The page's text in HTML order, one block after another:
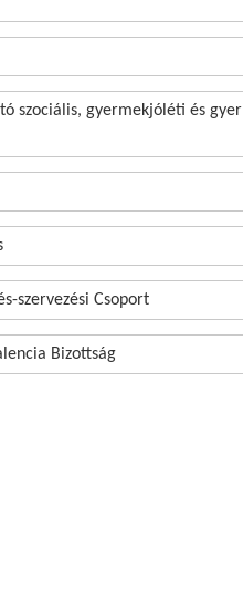
szociális, gyermekjóléti és
szervezési Csoport
Bizottság